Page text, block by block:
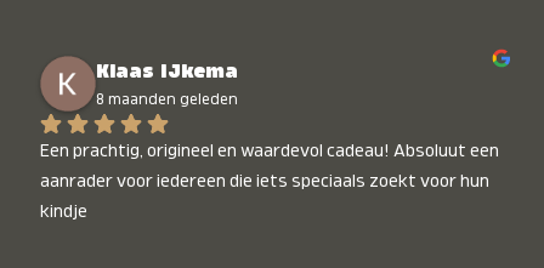
Klaas IJkema
8 maanden geleden
Een prachtig, origineel en waardevol cadeau! Absoluut een
aanrader voor iedereen die iets speciaals zoekt voor hun
kindje